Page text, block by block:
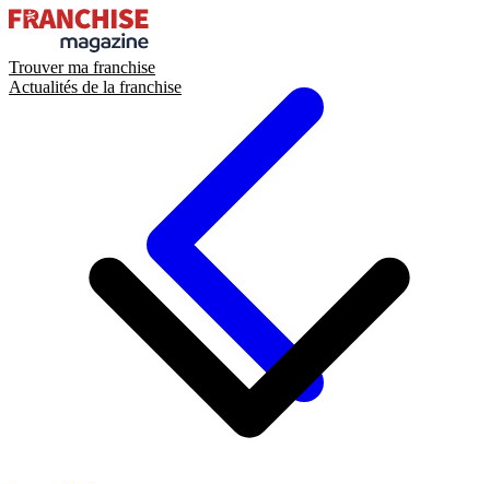
Trouver ma franchise
Actualités de la franchise